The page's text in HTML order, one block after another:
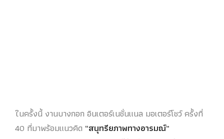
ในครั้งนี้ งานบางกอก อินเตอร์เนชั่นแนล มอเตอร์โชว์ ครั้งที่
40 ที่มาพร้อมแนวคิด “สนุทรียภาพทางอารมณ์”